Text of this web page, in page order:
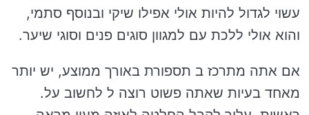
עשוי לגדול להיות אולי אפילו שיקי ובנוסף סתמי,
והוא אולי ללכת עם למגוון סוגים פנים וסוגי שיער.
אם אתה מתרכז ב תספורת באורך ממוצע, יש יותר
מאחד בעיות שאתה פשוט רוצה ל לחשוב על.